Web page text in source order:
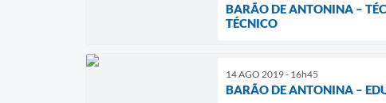
BARÃO DE ANTONINA –
TÉCNICO
14 AGO 2019 - 16h45
BARÃO DE ANTONINA –